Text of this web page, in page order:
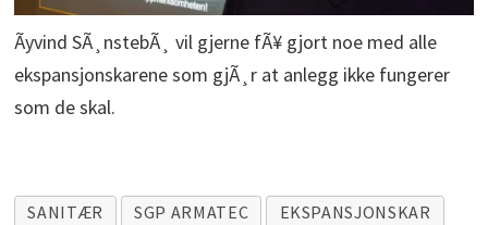
Ãyvind SÃ¸nstebÃ¸ vil gjerne fÃ¥ gjort noe med alle
ekspansjonskarene som gjÃ¸r at anlegg ikke fungerer
som de skal.
SANITÆR SGP ARMATEC EKSPANSJONSKAR